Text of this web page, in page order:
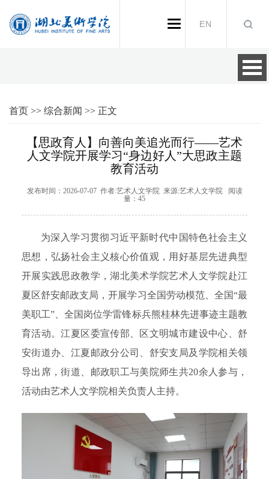
EN
首页 >> 综合新闻 >> 正文
【思政育人】向善向美追光而行——艺术
人文学院开展学习“身边好人”大思政主题
教育活动
发布时间：2026-07-07 作者:艺术人文学院 来源:艺术人文学院 阅读
量： 45
为深入学习贯彻习近平新时代中国特色社会主义
思想，弘扬社会主义核心价值观，用好基层先进典型
开展实践思政教学，湖北美术学院艺术人文学院赴江
夏区舒安邮政支局，开展学习全国劳动模范、全国“最
美职工”、全国岗位学雷锋标兵熊桂林先进事迹主题教
育活动。江夏区委宣传部、区文明城市建设中心、舒
安街道办、江夏邮政分公司、舒安支局及学院相关领
导出席，街道、邮政职工与美院师生共20余人参与，
活动由艺术人文学院相关负责人主持。